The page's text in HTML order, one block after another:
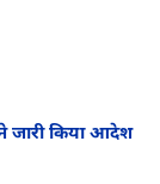
ने जारी किया आदेश